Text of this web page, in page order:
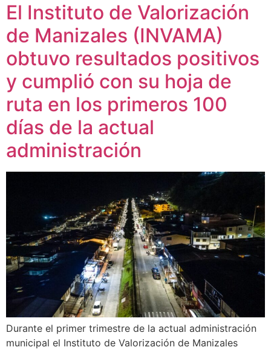
El Instituto de Valorización
de Manizales (INVAMA)
obtuvo resultados positivos
y cumplió con su hoja de
ruta en los primeros 100
días de la actual
administración
Durante el primer trimestre de la actual administración
municipal el Instituto de Valorización de Manizales